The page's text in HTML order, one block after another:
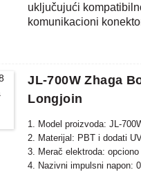
uključujući
komunikacioni
IP66 zaptivanje Craft
JL-700W Zhaga
Longjoin
1. Model proizvoda: JL-
2. Materijal: PBT i dodati
3. Merač elektroda: opciono
4. Nazivni impulsni napon: